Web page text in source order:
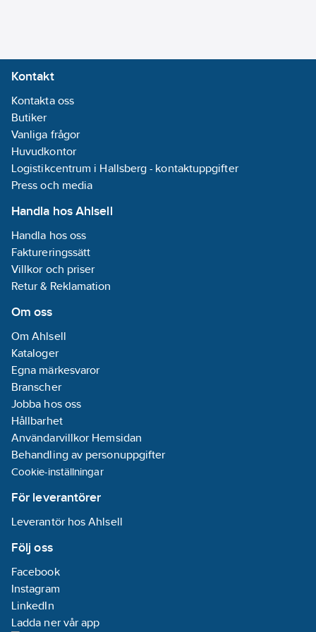
Dispenser eller Soft
Foam Bandage
Dispenser. Finns i tre
färger Beige, Blå och
Svart, 6cm x 4,5m.
Artikelnummer: 595336
Lev. artikelnr: 51011010
artikelnr:
7310610017293
Materialklass TJ5000
Kontakt
Kontakta oss
Butiker
Vanliga frågor
Huvudkontor
Logistikcentrum i Hallsberg - kontaktuppgifter
Press och media
Handla hos Ahlsell
Handla hos oss
Faktureringssätt
Villkor och priser
Retur & Reklamation
Om oss
Om Ahlsell
Kataloger
Egna märkesvaror
Branscher
Jobba hos oss
Hållbarhet
Användarvillkor Hemsidan
Behandling av personuppgifter
Cookie-inställningar
För leverantörer
Leverantör hos Ahlsell
Följ oss
Facebook
Instagram
LinkedIn
Ladda ner vår app